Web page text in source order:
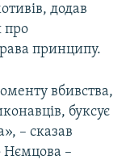
додав
про
принципу.
вбивства,
буксує
– сказав
Нємцова –